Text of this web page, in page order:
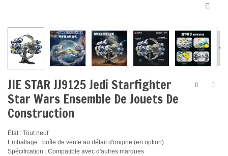
JIE STAR JJ9125 Jedi Starfighter
Star Wars Ensemble De Jouets De
Construction
État : Tout neuf
Emballage : boîte de vente au détail d'origine (en option)
Spécification : Compatible avec d'autres marques